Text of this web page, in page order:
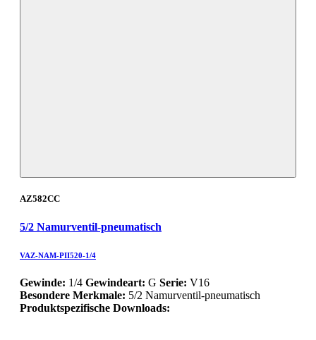
AZ582CC
5/2 Namurventil-pneumatisch
VAZ-NAM-PII520-1/4
Gewinde: 1/4 Gewindeart: G Serie: V16
Besondere Merkmale: 5/2 Namurventil-pneumatisch
Produktspezifische Downloads: